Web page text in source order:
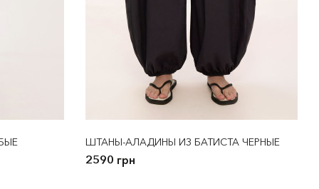
ШТАНЫ-АЛАДИНЫ ИЗ БАТИСТА ЧЕРНЫЕ
2590 грн